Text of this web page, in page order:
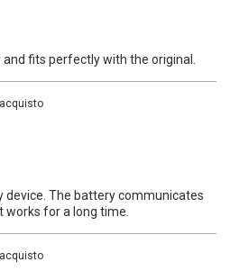
fits perfectly with the original.
The battery communicates
works for a long time.